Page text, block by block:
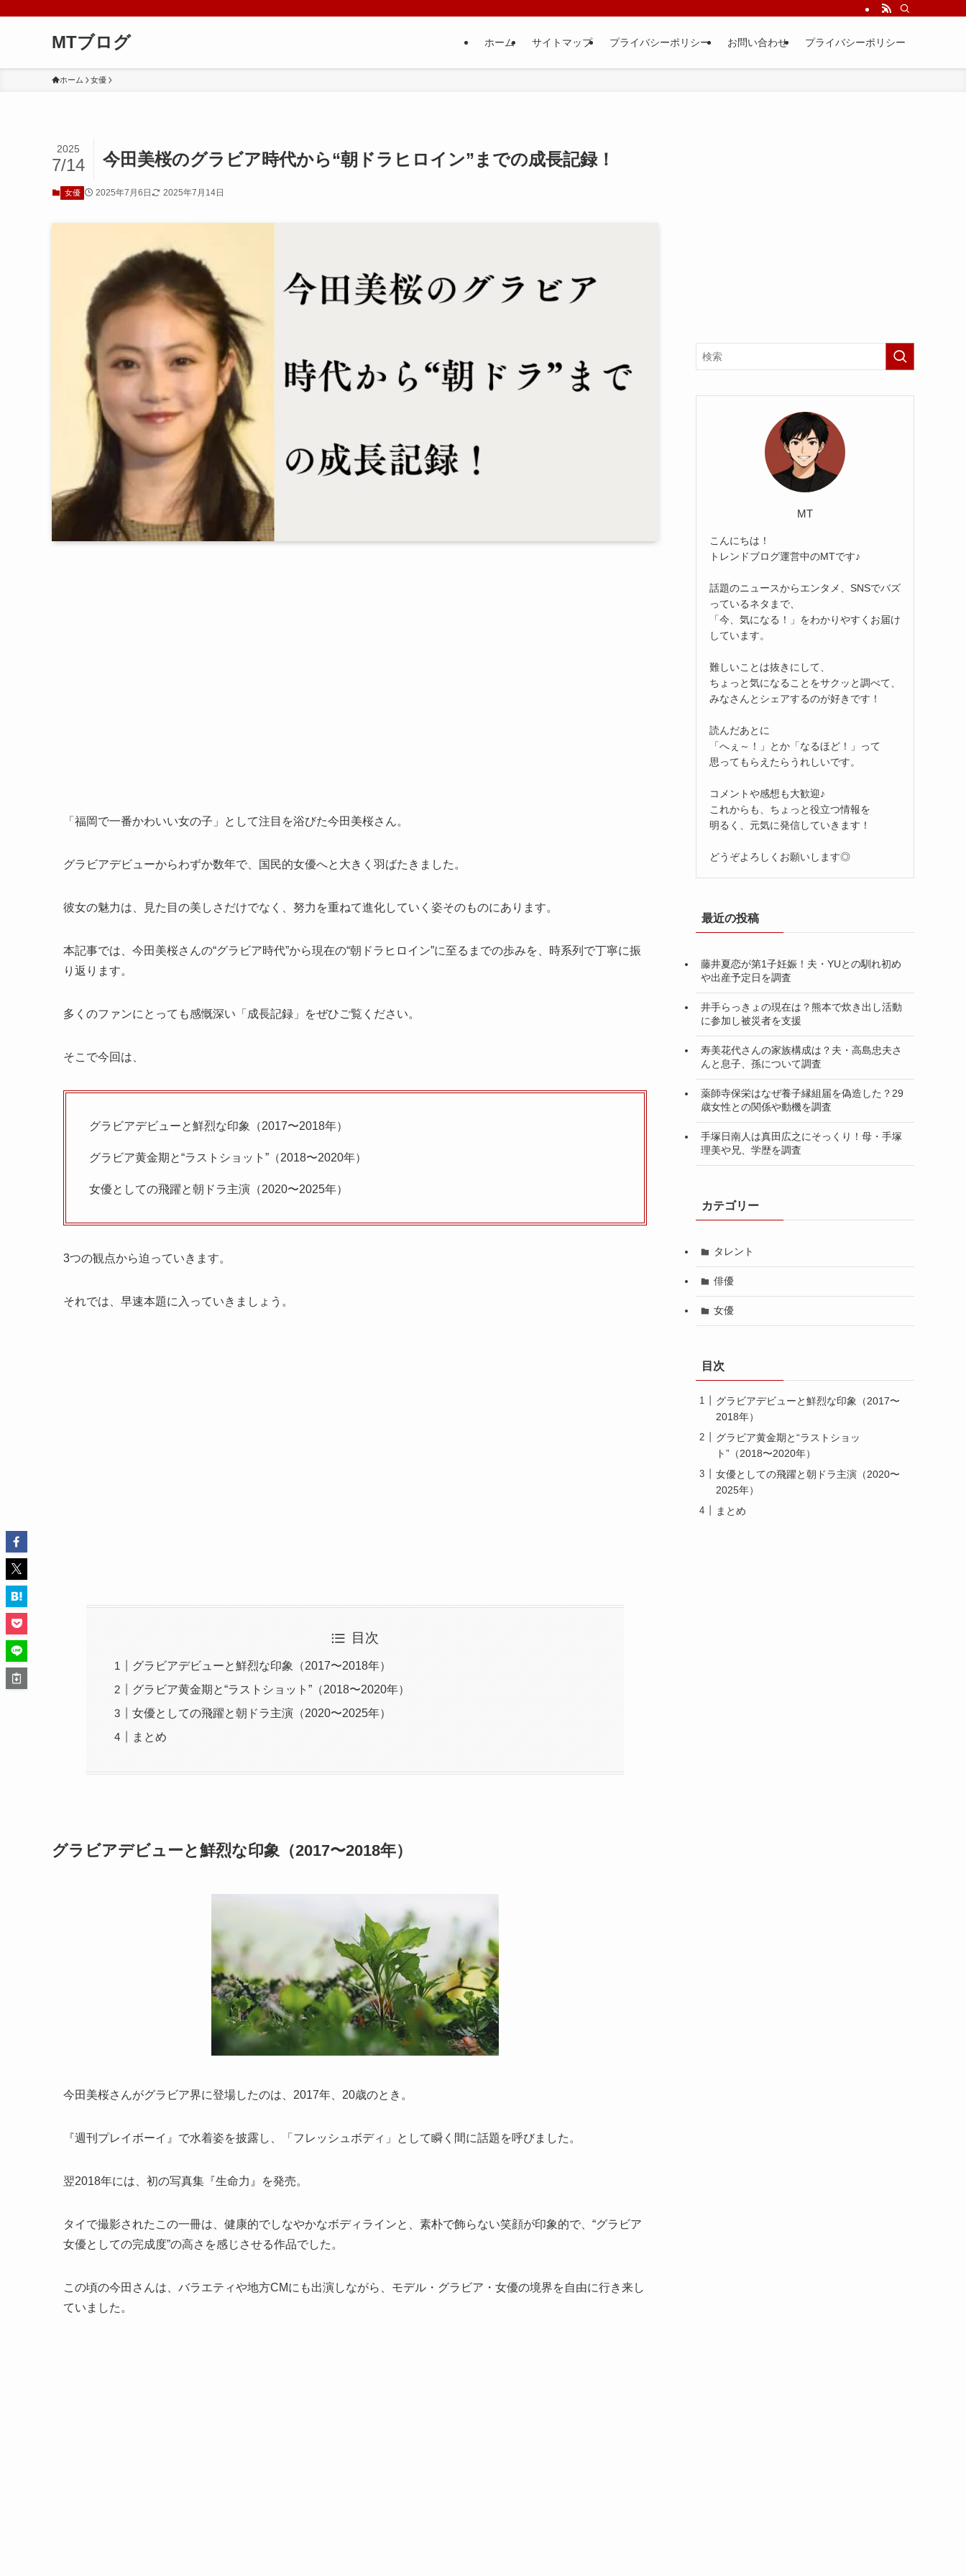
MTブログ ホーム サイトマップ プライバシーポリシー お問い合わせ プライバシーポリシー
ホーム 女優
今田美桜のグラビア時代から“朝ドラヒロイン”までの成長記録！
2025
7/14
女優 2025年7月6日 2025年7月14日
「福岡で一番かわいい女の子」として注目を浴びた今田美桜さん。
グラビアデビューからわずか数年で、国民的女優へと大きく羽ばたきました。
彼女の魅力は、見た目の美しさだけでなく、努力を重ねて進化していく姿そのものにあります。
本記事では、今田美桜さんの“グラビア時代”から現在の“朝ドラヒロイン”に至るまでの歩みを、時系列で丁寧に振
り返ります。
多くのファンにとっても感慨深い「成長記録」をぜひご覧ください。
そこで今回は、
グラビアデビューと鮮烈な印象（2017〜2018年）
グラビア黄金期と“ラストショット”（2018〜2020年）
女優としての飛躍と朝ドラ主演（2020〜2025年）
3つの観点から迫っていきます。
それでは、早速本題に入っていきましょう。
目次
グラビアデビューと鮮烈な印象（2017〜2018年）
グラビア黄金期と“ラストショット”（2018〜2020年）
女優としての飛躍と朝ドラ主演（2020〜2025年）
まとめ
グラビアデビューと鮮烈な印象（2017〜2018年）
今田美桜さんがグラビア界に登場したのは、2017年、20歳のとき。
『週刊プレイボーイ』で水着姿を披露し、「フレッシュボディ」として瞬く間に話題を呼びました。
翌2018年には、初の写真集『生命力』を発売。
タイで撮影されたこの一冊は、健康的でしなやかなボディラインと、素朴で飾らない笑顔が印象的で、“グラビア
女優としての完成度”の高さを感じさせる作品でした。
この頃の今田さんは、バラエティや地方CMにも出演しながら、モデル・グラビア・女優の境界を自由に行き来し
ていました。
MT
こんにちは！
トレンドブログ運営中のMTです♪
話題のニュースからエンタメ、SNSでバズ
っているネタまで、
「今、気になる！」をわかりやすくお届け
しています。
難しいことは抜きにして、
ちょっと気になることをサクッと調べて、
みなさんとシェアするのが好きです！
読んだあとに
「へぇ～！」とか「なるほど！」って
思ってもらえたらうれしいです。
コメントや感想も大歓迎♪
これからも、ちょっと役立つ情報を
明るく、元気に発信していきます！
どうぞよろしくお願いします◎
最近の投稿
藤井夏恋が第1子妊娠！夫・YUとの馴れ初め
や出産予定日を調査
井手らっきょの現在は？熊本で炊き出し活動
に参加し被災者を支援
寿美花代さんの家族構成は？夫・高島忠夫さ
んと息子、孫について調査
薬師寺保栄はなぜ養子縁組届を偽造した？29
歳女性との関係や動機を調査
手塚日南人は真田広之にそっくり！母・手塚
理美や兄、学歴を調査
カテゴリー
タレント
俳優
女優
目次
グラビアデビューと鮮烈な印象（2017〜
2018年）
グラビア黄金期と“ラストショッ
ト”（2018〜2020年）
女優としての飛躍と朝ドラ主演（2020〜
2025年）
まとめ